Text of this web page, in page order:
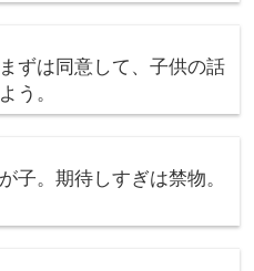
まずは同意して、子供の話
う。
子。期待しすぎは禁物。